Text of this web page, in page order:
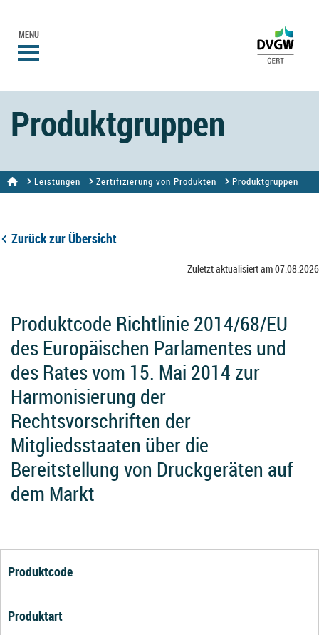
MENÜ
Produktgruppen
Leistungen Zertifizierung von Produkten Produktgruppen
Zurück zur Übersicht
Zuletzt aktualisiert am 07.08.2026
Produktcode Richtlinie 2014/68/EU
des Europäischen Parlamentes und
des Rates vom 15. Mai 2014 zur
Harmonisierung der
Rechtsvorschriften der
Mitgliedsstaaten über die
Bereitstellung von Druckgeräten auf
dem Markt
Produktcode
Produktart